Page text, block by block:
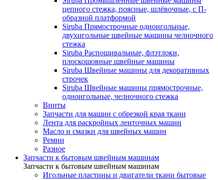
цепного стежка, поясные, шлёвочные, с П-
образной платформой
Siruba Прямострочные одноигольные,
двухигольные швейные машины челночного
стежка
Siruba Распошивальные, флэтлоки,
плоскошовные швейные машины
Siruba Швейные машины для декоративных
строчек
Siruba Швейные машины прямострочные,
одноигольные, челночного стежка
Винты
Запчасти для машин с обрезкой края ткани
Лента для раскройных ленточных машин
Масло и смазки для швейных машин
Ремни
Разное
Запчасти к бытовым швейным машинам
Запчасти к бытовым швейным машинам
Игольные пластины и двигатели ткани бытовые